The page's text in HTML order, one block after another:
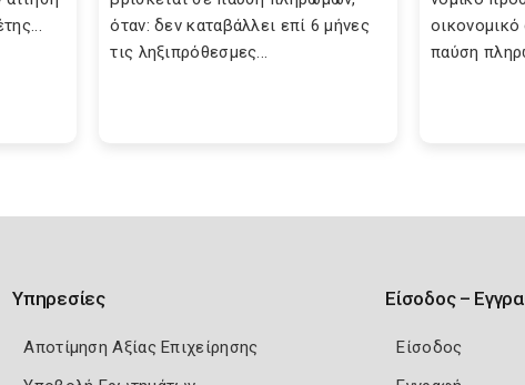
όταν: δεν καταβάλλει επί 6 μήνες
τις ληξιπρόθεσμες...
παύση
Υπηρεσίες
Αποτίμηση Αξίας Επιχείρησης
Είσοδος –
Είσοδος